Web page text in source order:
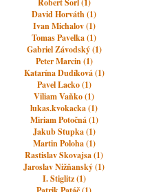
Robert Šorl (1)
David Horváth (1)
Ivan Michalov (1)
Tomas Pavelka (1)
Gabriel Závodský (1)
Peter Marcin (1)
Katarína Dudíková (1)
Pavel Lacko (1)
Viliam Vaňko (1)
lukas.kvokacka (1)
Miriam Potočná (1)
Jakub Stupka (1)
Martin Poloha (1)
Rastislav Skovajsa (1)
Jaroslav Nižňanský (1)
I. Stiglitz (1)